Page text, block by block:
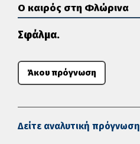
Ο καιρός στη Φλώρινα
Σφάλμα.
Άκου πρόγνωση
Δείτε αναλυτική πρόγνωση